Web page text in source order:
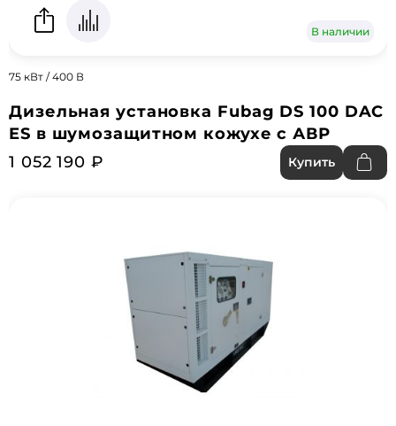
В наличии
75 кВт / 400 В
Дизельная установка Fubag DS 100 DAC
ES в шумозащитном кожухе с АВР
1 052 190 ₽
Купить